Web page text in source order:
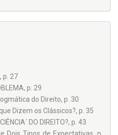
conturbado sob o âmago
dogmático de baixa
pragmatismo-imediatista
como principais atores do
se no contexto do mercado
publicações cujo intento é sim­
de repetição em massa,
do que atender a uma
p. 27
p. 29
do Direito, p. 30
Dizem os Clássicos?, p. 35
DO DIREITO?, p. 43